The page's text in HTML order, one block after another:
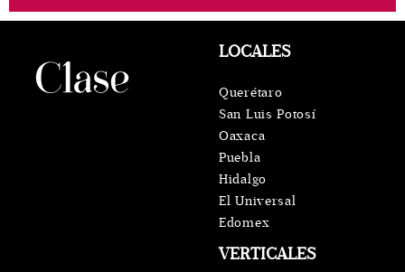
VERTICALES
LOCALES
Querétaro
San Luis Potosí
Oaxaca
Puebla
Hidalgo
El Universal
Edomex